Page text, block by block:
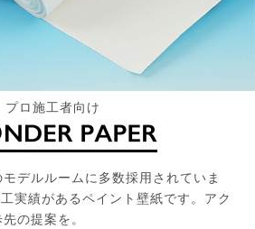
プロ施工者向け
デルルームに多数採用されていま
実績があるペイント壁紙です。アク
の提案を。